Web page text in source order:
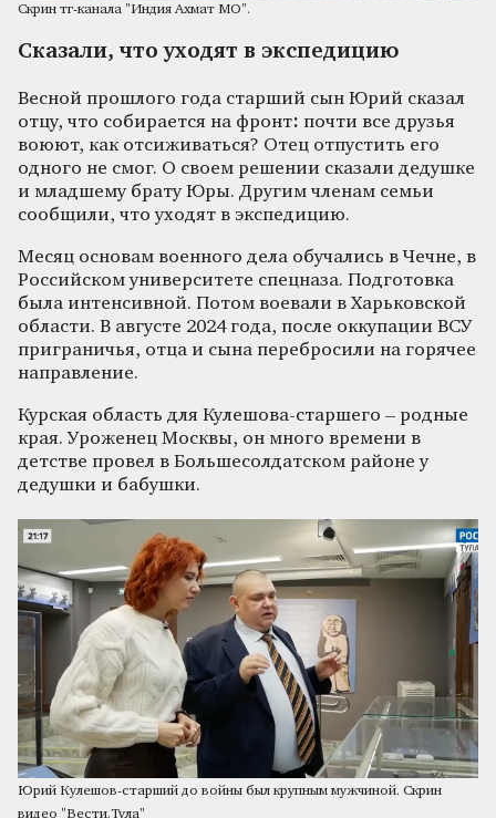
Скрин тг-канала "Индия Ахмат МО".
Сказали, что уходят в экспедицию
Весной прошлого года старший сын Юрий сказал
отцу, что собирается на фронт: почти все друзья
воюют, как отсиживаться? Отец отпустить его
одного не смог. О своем решении сказали дедушке
и младшему брату Юры. Другим членам семьи
сообщили, что уходят в экспедицию.
Месяц основам военного дела обучались в Чечне, в
Российском университете спецназа. Подготовка
была интенсивной. Потом воевали в Харьковской
области. В августе 2024 года, после оккупации ВСУ
приграничья, отца и сына перебросили на горячее
направление.
Курская область для Кулешова-старшего – родные
края. Уроженец Москвы, он много времени в
детстве провел в Большесолдатском районе у
дедушки и бабушки.
Юрий Кулешов-старший до войны был крупным мужчиной. Скрин
видео "Вести.Тула"